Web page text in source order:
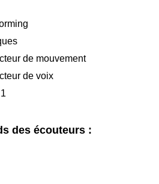
de mouvement
de voix
des écouteurs :